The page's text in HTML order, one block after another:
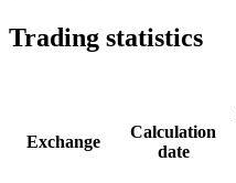
Trading statistics
Exchange
Calculation
date